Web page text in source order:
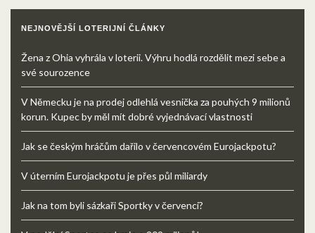
NEJNOVĚJŠÍ LOTERIJNÍ ČLÁNKY
Žena z Ohia vyhrála v loterii. Výhru hodlá rozdělit mezi sebe a
své sourozence
V Německu je na prodej odlehlá vesnička za pouhých 9 milionů
korun. Kupec by měl mít dobré vyjednávací vlastnosti
Jak se českým hráčům dařilo v červencovém Eurojackpotu?
V úterním Eurojackpotu je přes půl miliardy
Jak na tom byli sázkaři Sportky v červenci?